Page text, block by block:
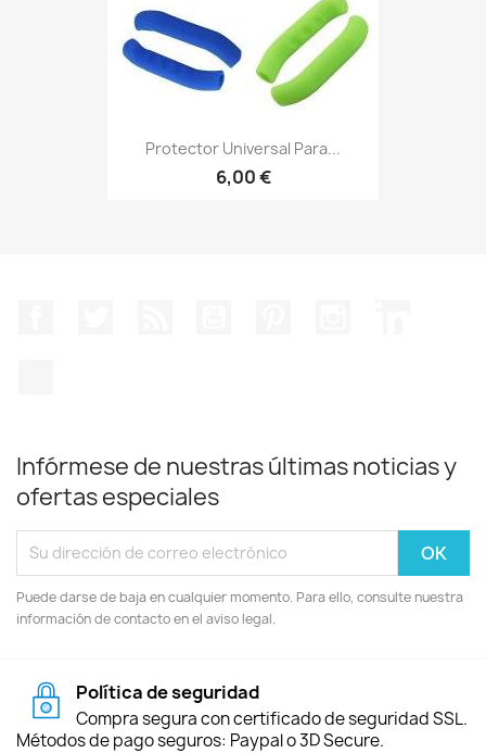
Protector Universal Para...
6,00 €
Infórmese de nuestras últimas noticias y
ofertas especiales
Puede darse de baja en cualquier momento. Para ello, consulte nuestra
información de contacto en el aviso legal.
Política de seguridad
Compra segura con certificado de seguridad SSL.
Métodos de pago seguros: Paypal o 3D Secure.